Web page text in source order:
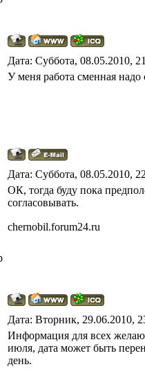
Дата: Суббота, 08.05.2010,
У меня работа сменная надо
Дата: Суббота, 08.05.2010,
ОК, тогда буду пока
согласовывать.
chernobil.forum24.ru
Дата: Вторник, 29.06.2010,
Информация для всех
июля, дата может быть
день.